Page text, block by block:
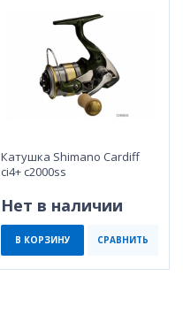
Катушка Shimano Cardiff
ci4+ c2000ss
Нет в наличии
В КОРЗИНУ СРАВНИТЬ